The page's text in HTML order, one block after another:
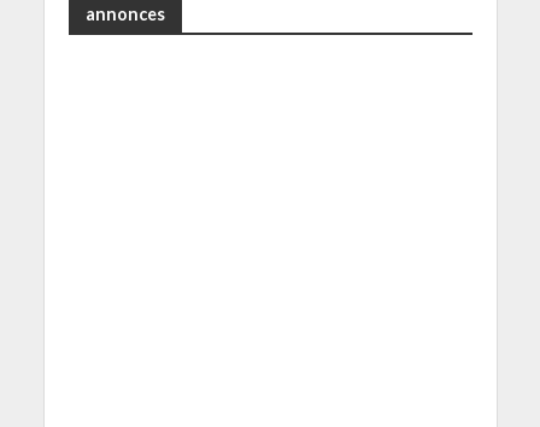
annonces